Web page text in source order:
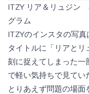
ITZY リア＆リュジン
グラム
ITZYのインスタの写
タイトルに「リアと
刻に捉えてしまった一
で軽い気持ちで見てい
とりあえず問題の場面